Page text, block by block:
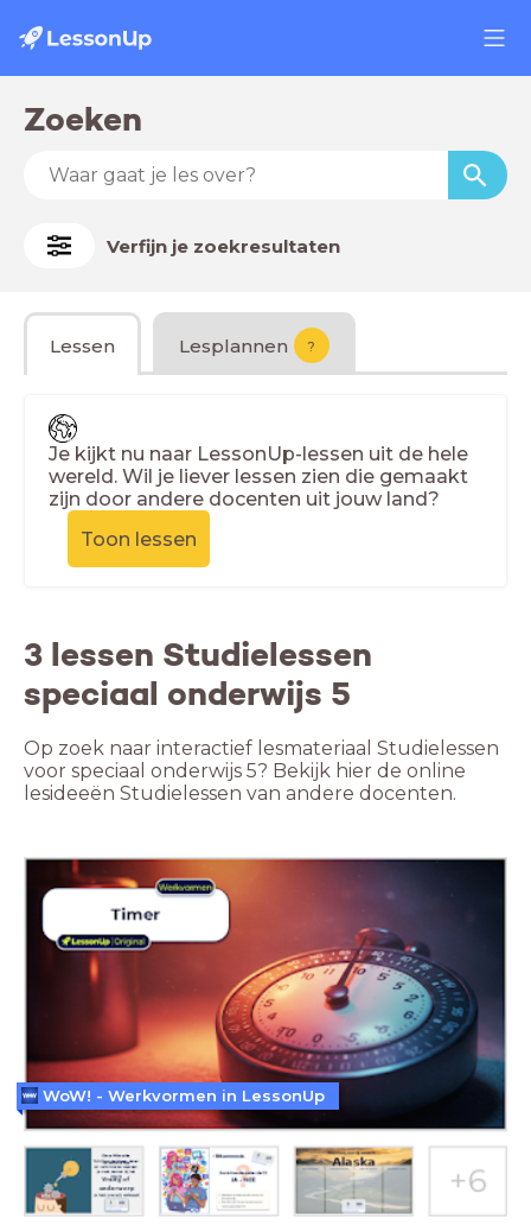
Zoeken
Verfijn je zoekresultaten
Lessen Lesplannen ?
Je kijkt nu naar LessonUp-lessen uit de hele
wereld. Wil je liever lessen zien die gemaakt
zijn door andere docenten uit jouw land?
Toon lessen
3 lessen Studielessen
speciaal onderwijs 5
Op zoek naar interactief lesmateriaal Studielessen
voor speciaal onderwijs 5? Bekijk hier de online
lesideeën Studielessen van andere docenten.
WoW! - Werkvormen in LessonUp